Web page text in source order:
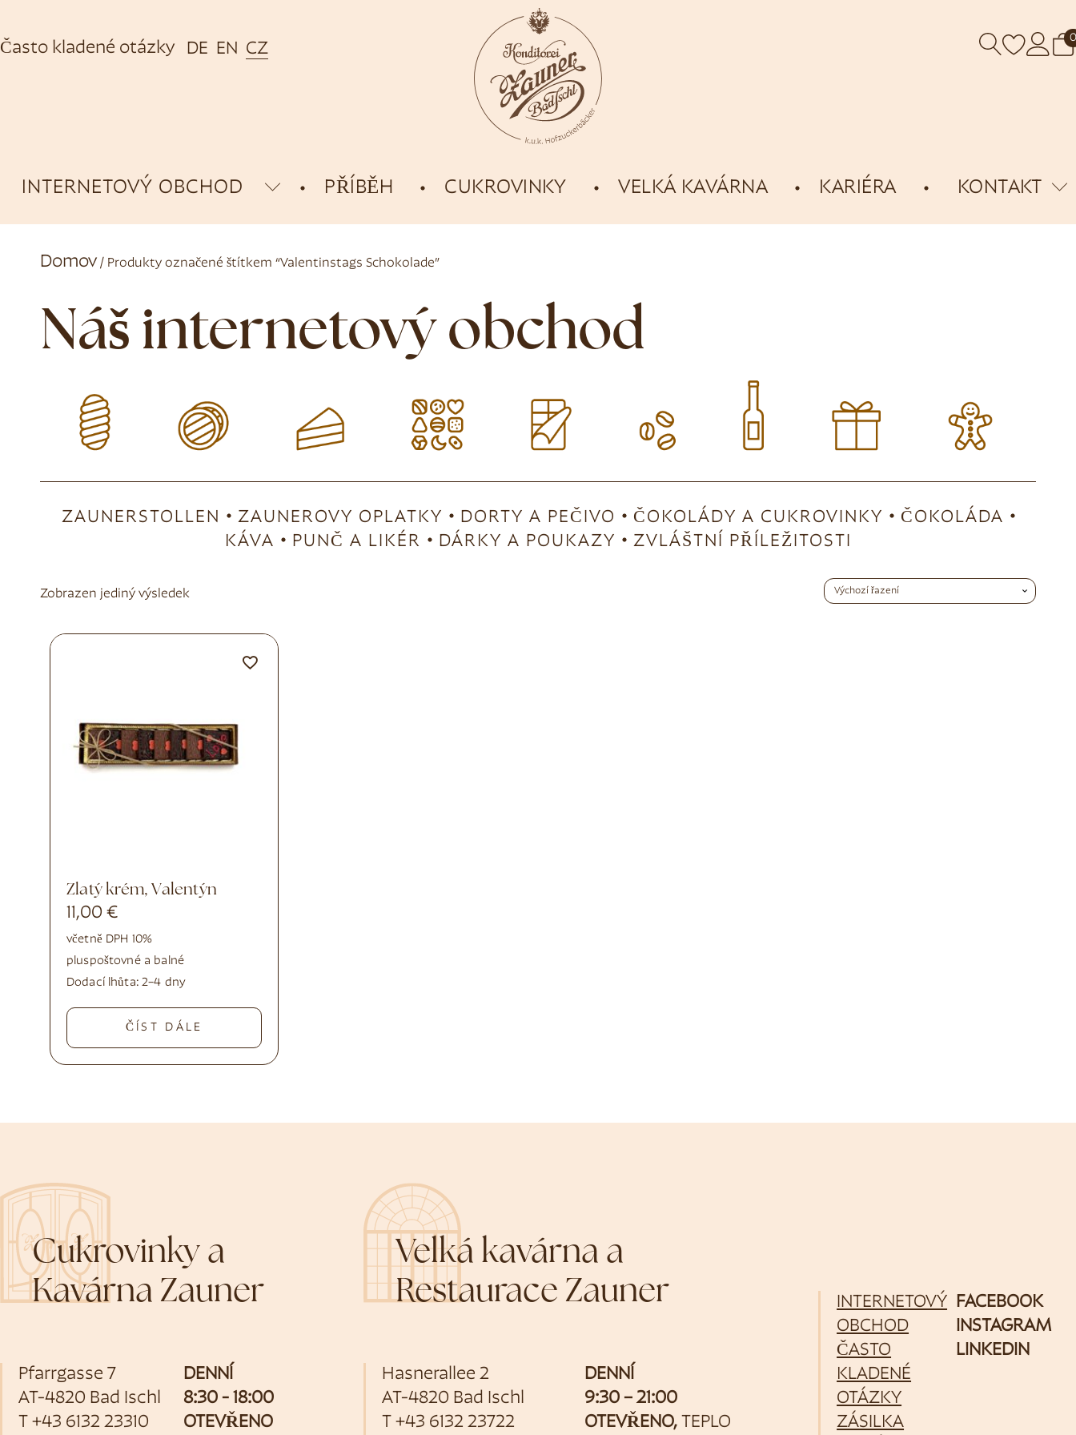
Často kladené otázky DE EN CZ
0
INTERNETOVÝ OBCHOD PŘÍBĚH CUKROVINKY VELKÁ KAVÁRNA KARIÉRA KONTAKT
Domov/ Produkty označené štítkem “Valentinstags Schokolade”
Náš internetový obchod
ZAUNERSTOLLEN ZAUNEROVY OPLATKY DORTY A PEČIVO ČOKOLÁDY A CUKROVINKY
ČOKOLÁDA
KÁVA
PUNČ A LIKÉR DÁRKY A POUKAZY ZVLÁŠTNÍ PŘÍLEŽITOSTI
Zobrazen jediný výsledek
Zlatý krém, Valentýn
11,00 €
včetně DPH 10%
pluspoštovné a balné
Dodací lhůta:2–4 dny
ČÍST DÁLE
Cukrovinky a
Kavárna Zauner
Pfarrgasse 7
AT-4820 Bad Ischl
T +43 6132 23310
DENNÍ
8:30 - 18:00
OTEVŘENO
Velká kavárna a
Restaurace Zauner
Hasnerallee 2
AT-4820 Bad Ischl
T+43 6132 23722
DENNÍ
9:30 – 21:00
OTEVŘENO, TEPLO
INTERNETOVÝ
OBCHOD
ČASTO
KLADENÉ
OTÁZKY
ZÁSILKA
FACEBOOK
INSTAGRAM
LINKEDIN